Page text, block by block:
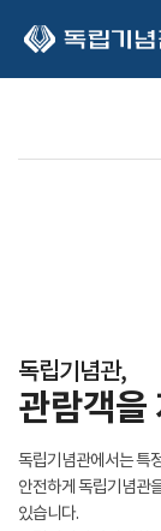
독립기념관,
관람객을
독립기념관에서는 특
안전하게 독립기념관
있습니다.